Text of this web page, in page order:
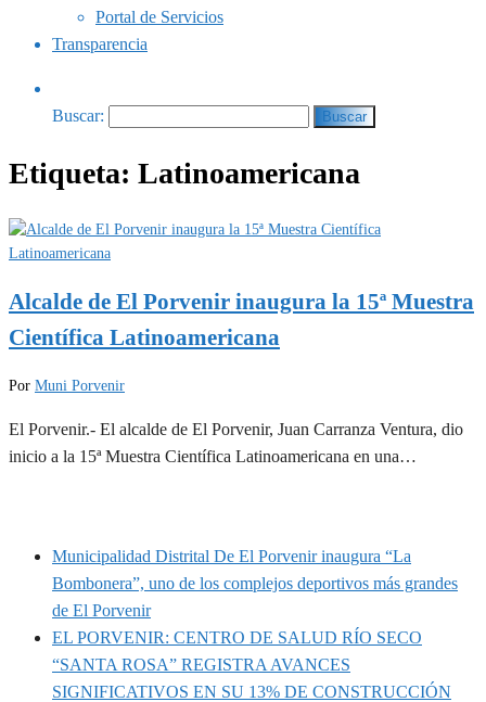
Portal de Servicios
Transparencia
Buscar:
Etiqueta: Latinoamericana
Alcalde de El Porvenir inaugura la 15ª Muestra
Científica Latinoamericana
Por Muni Porvenir
El Porvenir.- El alcalde de El Porvenir, Juan Carranza Ventura, dio
inicio a la 15ª Muestra Científica Latinoamericana en una…
Municipalidad Distrital De El Porvenir inaugura “La
Bombonera”, uno de los complejos deportivos más grandes
de El Porvenir
EL PORVENIR: CENTRO DE SALUD RÍO SECO
“SANTA ROSA” REGISTRA AVANCES
SIGNIFICATIVOS EN SU 13% DE CONSTRUCCIÓN